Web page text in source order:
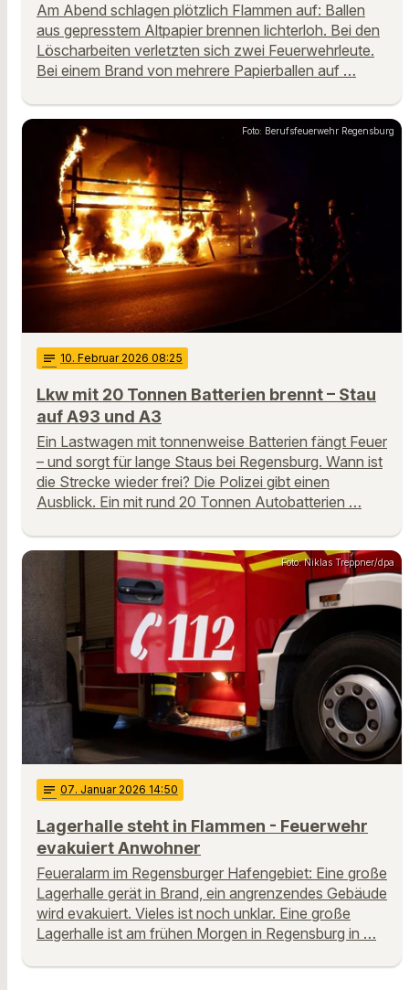
Am Abend schlagen plötzlich Flammen auf: Ballen
aus gepresstem Altpapier brennen lichterloh. Bei den
Löscharbeiten verletzten sich zwei Feuerwehrleute.
Bei einem Brand von mehrere Papierballen auf …
Foto: Berufsfeuerwehr Regensburg
notes 10. Februar 2026 08:25
Lkw mit 20 Tonnen Batterien brennt – Stau
auf A93 und A3
Ein Lastwagen mit tonnenweise Batterien fängt Feuer
– und sorgt für lange Staus bei Regensburg. Wann ist
die Strecke wieder frei? Die Polizei gibt einen
Ausblick. Ein mit rund 20 Tonnen Autobatterien …
Foto: Niklas Treppner/dpa
notes 07. Januar 2026 14:50
Lagerhalle steht in Flammen - Feuerwehr
evakuiert Anwohner
Feueralarm im Regensburger Hafengebiet: Eine große
Lagerhalle gerät in Brand, ein angrenzendes Gebäude
wird evakuiert. Vieles ist noch unklar. Eine große
Lagerhalle ist am frühen Morgen in Regensburg in …